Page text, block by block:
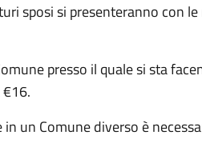
sposi si presenteranno con
presso il quale si sta
un Comune diverso è